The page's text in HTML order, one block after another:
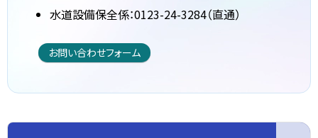
水道設備保全係：0123-24-3284（直通）
お問い合わせフォーム